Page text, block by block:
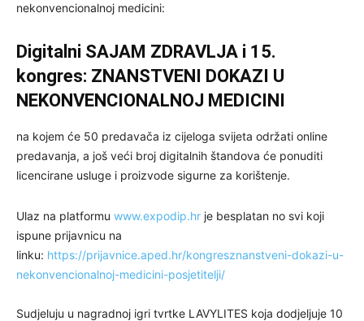
nekonvencionalnoj medicini:
Digitalni SAJAM ZDRAVLJA i 15.
kongres: ZNANSTVENI DOKAZI U
NEKONVENCIONALNOJ MEDICINI
na kojem će 50 predavača iz cijeloga svijeta održati online
predavanja, a još veći broj digitalnih štandova će ponuditi
licencirane usluge i proizvode sigurne za korištenje.
Ulaz na platformu www.expodip.hr je besplatan no svi koji
ispune prijavnicu na
linku: https://prijavnice.aped.hr/kongresznanstveni-dokazi-u-
nekonvencionalnoj-medicini-posjetitelji/
Sudjeluju u nagradnoj igri tvrtke LAVYLITES koja dodjeljuje 10